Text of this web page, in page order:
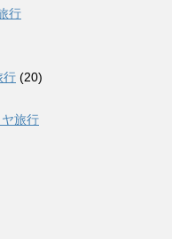
行
行 (20)
旅行